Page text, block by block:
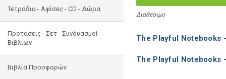
Τετράδια - Αφίσες - CD - Δώρα
Προτάσεις - Σετ - Συνδυασμοί
Βιβλίων
Βιβλία Προσφορών
Διαθέσιμο
The Playful Notebooks
The Playful Notebooks